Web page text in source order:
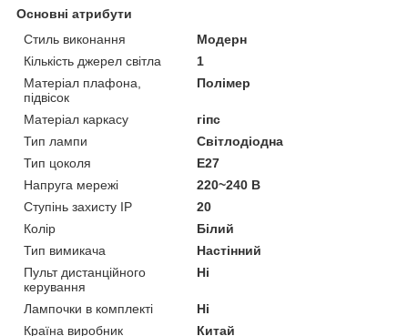
Основні атрибути
Стиль виконання
Модерн
Кількість джерел світла
1
Матеріал плафона,
підвісок
Полімер
Матеріал каркасу
гіпс
Тип лампи
Світлодіодна
Тип цоколя
E27
Напруга мережі
220~240 В
Ступінь захисту IP
20
Колір
Білий
Тип вимикача
Настінний
Пульт дистанційного
керування
Ні
Лампочки в комплекті
Ні
Країна виробник
Китай